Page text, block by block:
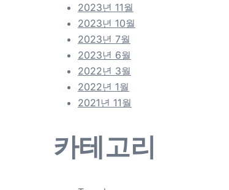
2023년 11월
2023년 10월
2023년 7월
2023년 6월
2022년 3월
2022년 1월
2021년 11월
카테고리